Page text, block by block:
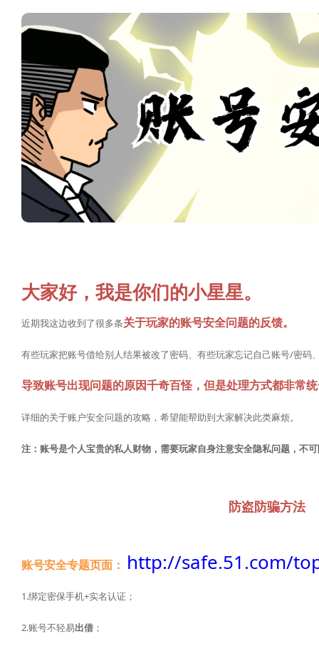
大家好，我是你们的小星星。
近期我这边收到了很多条关于玩家的账号安全问题的反馈。
有些玩家把账号借给别人结果被改了密码、有些玩家忘记自己账号/密码
导致账号出现问题的原因千奇百怪，但是处理方式都非常
详细的关于账户安全问题的攻略，希望能帮助到大家解决此类麻烦。
注：账号是个人宝贵的私人财物，需要玩家自身注意安全隐私问题，不
防盗防骗方法
账号安全专题页面： http://safe.51.com/
1.绑定密保手机+实名认证；
2.账号不轻易出借 ；